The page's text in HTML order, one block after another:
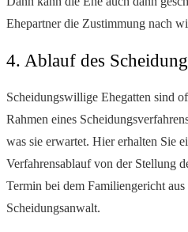
Ehepartner die Zustimmung nach
4. Ablauf des
Scheidungswillige Ehegatten sind
Rahmen eines
was sie erwartet. Hier erhalten Sie
Verfahrensablauf von der Stellung
Termin bei dem Familiengericht
Scheidungsanwalt.